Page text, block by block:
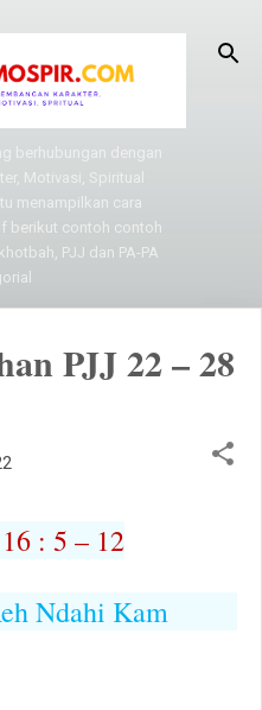
utama
berhubungan dengan
Motivasi, Spiritual
menampilkan cara
berikut contoh contoh
PJJ dan PA-PA
PJJ 22 – 28
: 5 – 12
Ndahi Kam